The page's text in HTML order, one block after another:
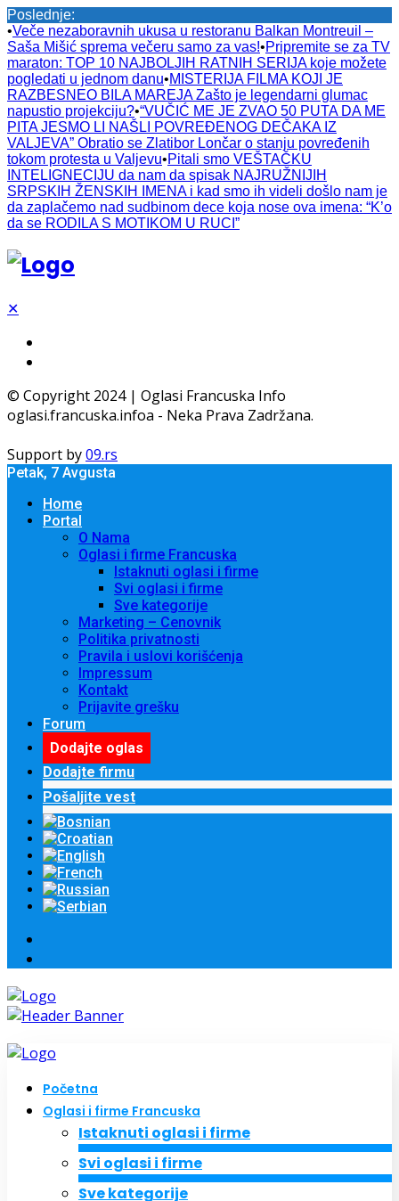
Poslednje:
•Veče nezaboravnih ukusa u restoranu Balkan Montreuil –
Saša Mišić sprema večeru samo za vas!•Pripremite se za TV
maraton: TOP 10 NAJBOLJIH RATNIH SERIJA koje možete
pogledati u jednom danu•MISTERIJA FILMA KOJI JE
RAZBESNEO BILA MAREJA Zašto je legendarni glumac
napustio projekciju?•“VUČIĆ ME JE ZVAO 50 PUTA DA ME
PITA JESMO LI NAŠLI POVREĐENOG DEČAKA IZ
VALJEVA” Obratio se Zlatibor Lončar o stanju povređenih
tokom protesta u Valjevu•Pitali smo VEŠTAČKU
INTELIGNECIJU da nam da spisak NAJRUŽNIJIH
SRPSKIH ŽENSKIH IMENA i kad smo ih videli došlo nam je
da zaplačemo nad sudbinom dece koja nose ova imena: “K’o
da se RODILA S MOTIKOM U RUCI”
✕
© Copyright 2024 | Oglasi Francuska Info
oglasi.francuska.infoa - Neka Prava Zadržana.
Support by09.rs
Petak, 7 Avgusta
Home
Portal
O Nama
Oglasi i firme Francuska
Istaknuti oglasi i firme
Svi oglasi i firme
Sve kategorije
Marketing – Cenovnik
Politika privatnosti
Pravila i uslovi korišćenja
Impressum
Kontakt
Prijavite grešku
Forum
Dodajte oglas
Dodajte firmu
Pošaljite vest
Početna
Oglasi i firme Francuska
Istaknuti oglasi i firme
Svi oglasi i firme
Sve kategorije